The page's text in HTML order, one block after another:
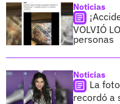
Noticias
VOLVIÓ
personas
Noticias
La
recordó a